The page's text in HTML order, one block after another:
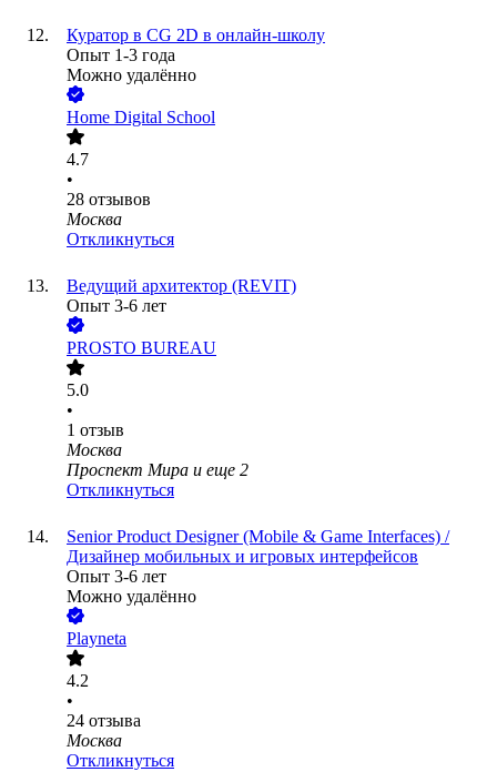
Куратор в CG 2D в онлайн-школу
Опыт 1-3 года
Можно удалённо
Home Digital School
4.7
•
28 отзывов
Москва
Откликнуться
Ведущий архитектор (REVIT)
Опыт 3-6 лет
PROSTO BUREAU
5.0
•
1 отзыв
Москва
Проспект Мира и еще 2
Откликнуться
Senior Product Designer (Mobile & Game Interfaces) /
Дизайнер мобильных и игровых интерфейсов
Опыт 3-6 лет
Можно удалённо
Playneta
4.2
•
24 отзыва
Москва
Откликнуться